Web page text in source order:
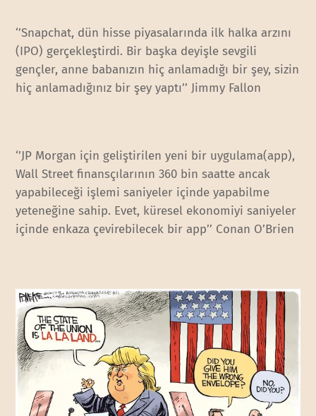
‘’Snapchat, dün hisse piyasalarında ilk halka arzını
(IPO) gerçekleştirdi. Bir başka deyişle sevgili
gençler, anne babanızın hiç anlamadığı bir şey, sizin
hiç anlamadığınız bir şey yaptı’’ Jimmy Fallon
‘’JP Morgan için geliştirilen yeni bir uygulama(app),
Wall Street finansçılarının 360 bin saatte ancak
yapabileceği işlemi saniyeler içinde yapabilme
yeteneğine sahip. Evet, küresel ekonomiyi saniyeler
içinde enkaza çevirebilecek bir app’’ Conan O’Brien